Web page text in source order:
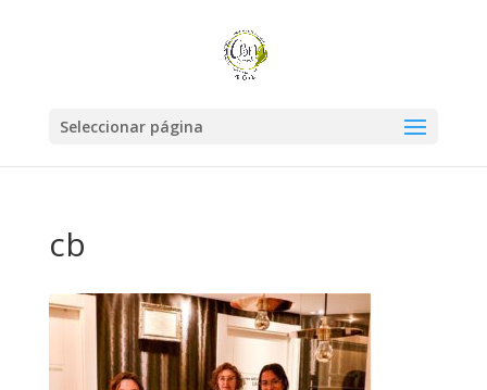
Seleccionar página
cb